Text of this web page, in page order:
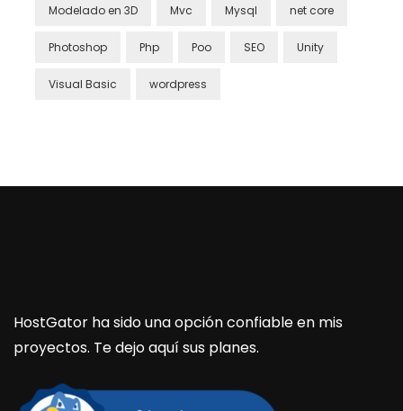
Modelado en 3D Mvc Mysql net core
Photoshop Php Poo SEO Unity
Visual Basic wordpress
HostGator ha sido una opción confiable en mis
proyectos. Te dejo aquí sus planes.